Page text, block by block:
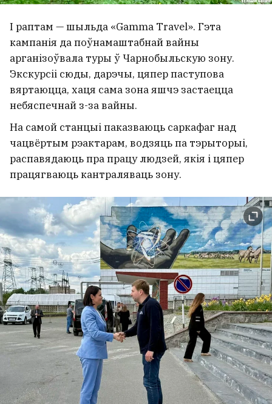
І раптам — шыльда «Gamma Travel». Гэта
кампанія да поўнамаштабнай вайны
арганізоўвала туры ў Чарнобыльскую зону.
Экскурсіі сюды, дарэчы, цяпер паступова
вяртаюцца, хаця сама зона яшчэ застаецца
небяспечнай з-за вайны.
На самой станцыі паказваюць саркафаг над
чацвёртым рэактарам, водзяць па тэрыторыі,
распавядаюць пра працу людзей, якія і цяпер
працягваюць кантраляваць зону.